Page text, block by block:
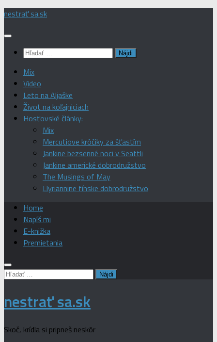
Preskočiť
obsah
nestrať sa.sk
Hľadať:
Mix
Video
Leto na Aljaške
Život na koľajniciach
Hosťovské články:
Mix
Mercutiove krôčiky za šťastím
Jankine bezsenné noci v Seattli
Jankine americké dobrodružstvo
The Musings of May
Llyriannine fínske dobrodružstvo
Home
Napíš mi
E-knižka
Premietania
Hľadať:
nestrať sa.sk
Skoč, krídla si pripneš neskôr